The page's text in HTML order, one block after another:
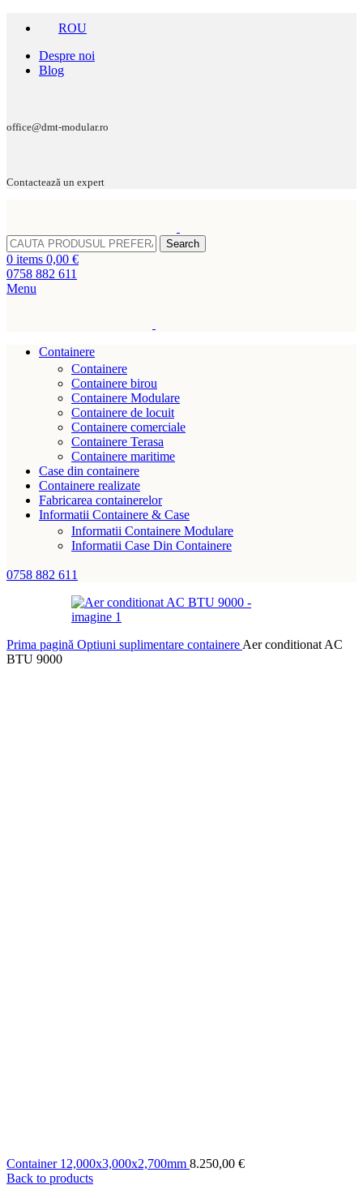
ROU
Despre noi
Blog
office@dmt-modular.ro
Contactează un expert
Search
0 items 0,00 €
0758 882 611
Menu
Containere
Containere
Containere birou
Containere Modulare
Containere de locuit
Containere comerciale
Containere Terasa
Containere maritime
Case din containere
Containere realizate
Fabricarea containerelor
Informatii Containere & Case
Informatii Containere Modulare
Informatii Case Din Containere
0758 882 611
Prima pagină Optiuni suplimentare containere Aer conditionat AC
BTU 9000
Container 12,000x3,000x2,700mm 8.250,00 €
Back to products